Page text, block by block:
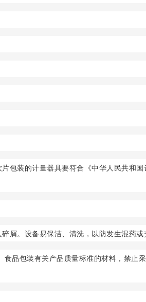
包装的计量器具要符合《中华人民共和国
屑。设备易保洁、清洗，以防发生混药或
品包装有关产品质量标准的材料，禁止